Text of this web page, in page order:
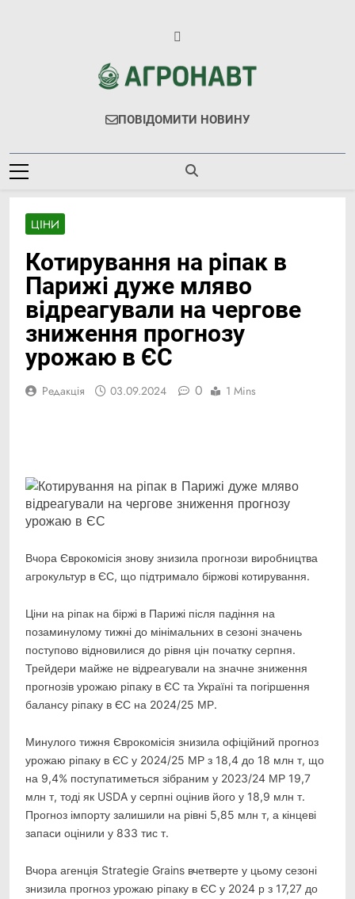
Агронавт
Новини Українського Агробізнесу
ПОВІДОМИТИ НОВИНУ
ЦІНИ
Котирування на ріпак в
Парижі дуже мляво
відреагували на чергове
зниження прогнозу
урожаю в ЄС
Редакція 03.09.2024 0 1 Mins
Link
Вчора Єврокомісія знову знизила прогнози виробництва
агрокультур в ЄС, що підтримало біржові котирування.
Ціни на ріпак на біржі в Парижі після падіння на
позаминулому тижні до мінімальних в сезоні значень
поступово відновилися до рівня цін початку серпня.
Трейдери майже не відреагували на значне зниження
прогнозів урожаю ріпаку в ЄС та Україні та погіршення
балансу ріпаку в ЄС на 2024/25 МР.
Минулого тижня Єврокомісія знизила офіційний прогноз
урожаю ріпаку в ЄС у 2024/25 МР з 18,4 до 18 млн т, що
на 9,4% поступатиметься зібраним у 2023/24 МР 19,7
млн т, тоді як USDA у серпні оцінив його у 18,9 млн т.
Прогноз імпорту залишили на рівні 5,85 млн т, а кінцеві
запаси оцінили у 833 тис т.
Вчора агенція Strategie Grains вчетверте у цьому сезоні
знизила прогноз урожаю ріпаку в ЄС у 2024 р з 17,27 до